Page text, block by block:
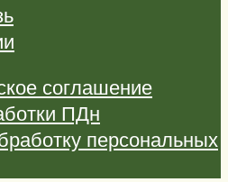
соглашение
ПДн
персональных